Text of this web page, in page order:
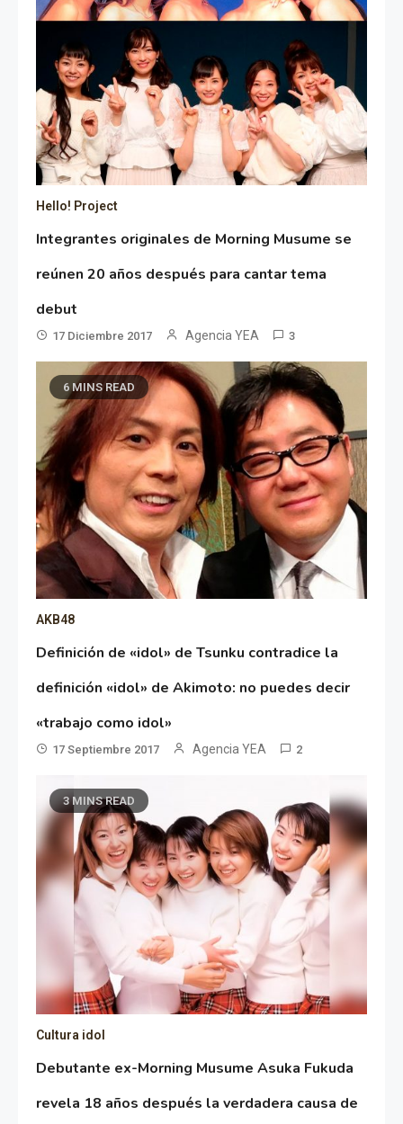
Hello! Project
Integrantes originales de Morning Musume se
reúnen 20 años después para cantar tema
debut
17 Diciembre 2017 Agencia YEA 3
6 MINS READ
AKB48
Definición de «idol» de Tsunku contradice la
definición «idol» de Akimoto: no puedes decir
«trabajo como idol»
17 Septiembre 2017 Agencia YEA 2
3 MINS READ
Cultura idol
Debutante ex-Morning Musume Asuka Fukuda
revela 18 años después la verdadera causa de